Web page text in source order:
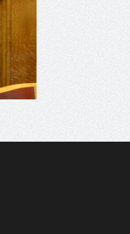
Παγκόσμιας
η απόφαση Ο
πολιτιστικό
για την
ΓΙΑ ΠΑΙΔΙΑ